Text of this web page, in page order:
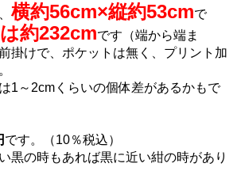
横約56cm×縦約53cmで
約232cmです（端から端ま
掛けで、ポケットは無く、プリント加
1～2cmくらいの個体差があるかもで
です。（10％税込）
黒の時もあれば黒に近い紺の時があり